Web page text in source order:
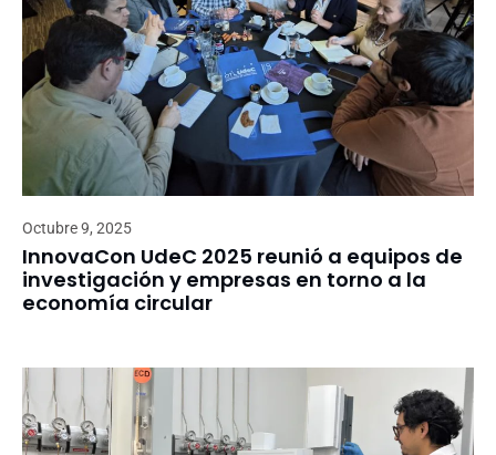
Octubre 9, 2025
InnovaCon UdeC 2025 reunió a equipos de
investigación y empresas en torno a la
economía circular